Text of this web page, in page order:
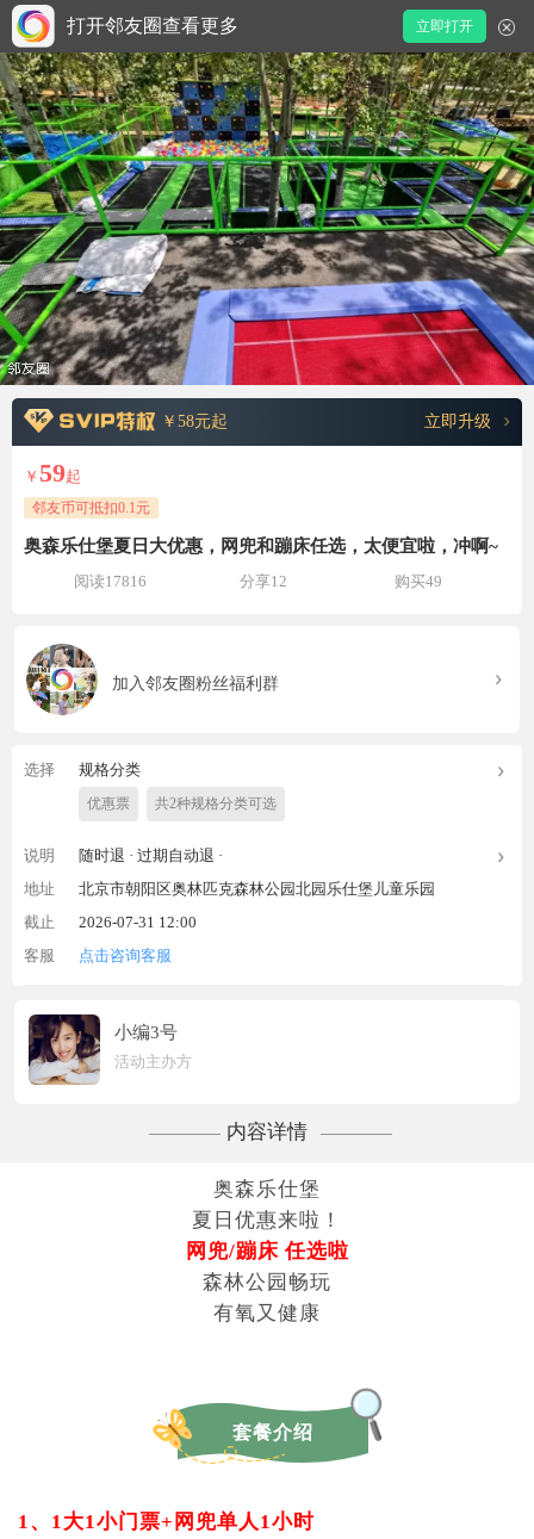
打开邻友圈查看更多 立即打开
￥58元起 立即升级
￥ 59起
邻友币可抵扣0.1元
奥森乐仕堡夏日大优惠，网兜和蹦床任选，太便宜啦，冲啊~
阅读17816 分享12 购买49
加入邻友圈粉丝福利群
选择 规格分类
优惠票 共2种规格分类可选
说明 随时退 · 过期自动退 ·
地址
北京市朝阳区奥林匹克森林公园北园乐仕堡儿童乐园
截止
2026-07-31 12:00
客服
点击咨询客服
小编3号
活动主办方
内容详情
奥森乐仕堡
夏日优惠来啦！
网兜/蹦床 任选啦
森林公园畅玩
有氧又健康
套餐介绍
1、1大1小门票+网兜单人1小时